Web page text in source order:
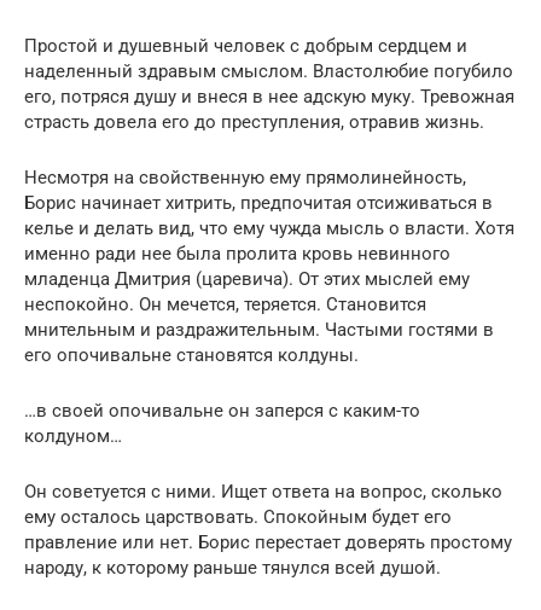
Простой и душевный человек с добрым сердцем и
наделенный здравым смыслом. Властолюбие погубило
его, потряся душу и внеся в нее адскую муку. Тревожная
страсть довела его до преступления, отравив жизнь.
Несмотря на свойственную ему прямолинейность,
Борис начинает хитрить, предпочитая отсиживаться в
келье и делать вид, что ему чужда мысль о власти. Хотя
именно ради нее была пролита кровь невинного
младенца Дмитрия (царевича). От этих мыслей ему
неспокойно. Он мечется, теряется. Становится
мнительным и раздражительным. Частыми гостями в
его опочивальне становятся колдуны.
…в своей опочивальне он заперся с каким-то
колдуном…
Он советуется с ними. Ищет ответа на вопрос, сколько
ему осталось царствовать. Спокойным будет его
правление или нет. Борис перестает доверять простому
народу, к которому раньше тянулся всей душой.